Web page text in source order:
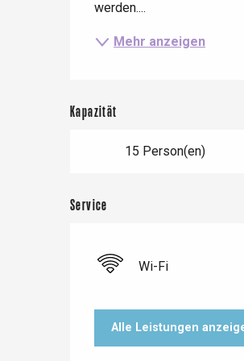
werden....
Mehr anzeigen
Kapazität
15 Person(en)
Service
Wi-Fi
Alle Leistungen